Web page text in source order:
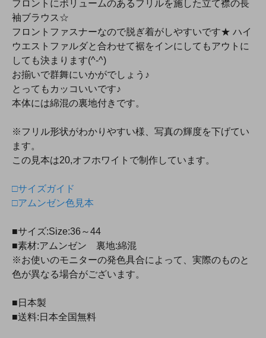
フロントにボリュームのあるフリルを施した立て襟の長
袖ブラウス☆
フロントファスナーなので脱ぎ着がしやすいです★ ハイ
ウエストファルダと合わせて裾をインにしてもアウトに
しても決まります(^-^)
お揃いで群舞にいかがでしょう♪
とってもカッコいいです♪
本体には綿混の裏地付きです。
※フリル形状がわかりやすい様、写真の輝度を下げてい
ます。
この見本は20,オフホワイトで制作しています。
□サイズガイド
□アムンゼン色見本
■サイズ:Size:36～44
■素材:アムンゼン 裏地:綿混
※お使いのモニターの発色具合によって、実際のものと
色が異なる場合がございます。
■日本製
■送料:日本全国無料